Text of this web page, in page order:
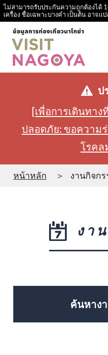
ไม่สามารถรับประกันความถูกต้องได้
เครื่อง ชื่อเฉพาะบางคำ เป็นต้น อาจแ
ป
[เพื่อการเดินทา
ปลอดภัย: ขอความ
โรคล
หน้าหลัก งานกิจกร
งา
ค้นหาง